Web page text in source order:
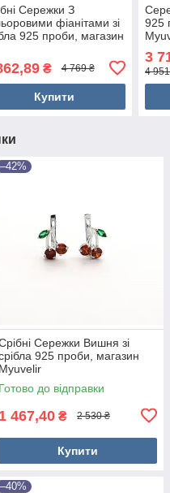
Сережки З
фіанітами зі
925 проби, магазин
₴ 4 769 ₴
Купити
925
3
4
–42%
Сережки Вишня зі
925 проби, магазин
Myuvelir
Готово до відправки
1 467,40 ₴ 2 530 ₴
Купити
–40%